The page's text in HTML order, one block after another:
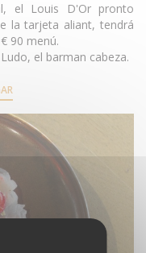
el Louis D'Or pronto
la tarjeta aliant, tendrá
90 menú.
el barman cabeza.